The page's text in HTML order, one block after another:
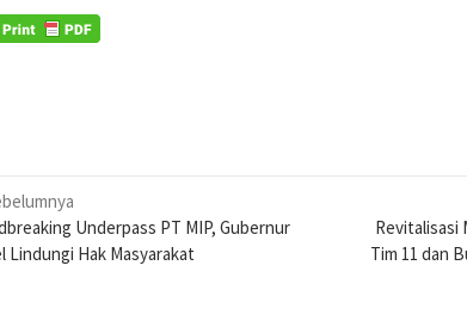
Underpass PT MIP, Gubernur
Lindungi Hak Masyarakat
Revitalisasi
Tim 11 dan